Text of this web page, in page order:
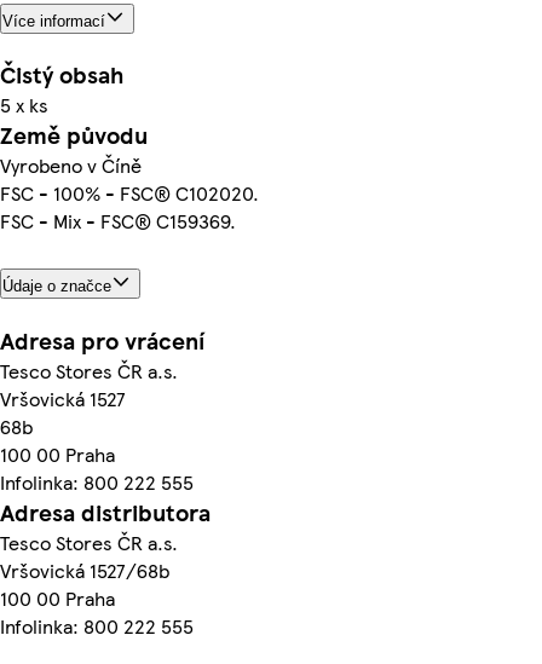
Více informací
Čistý obsah
5 x ks
Země původu
Vyrobeno v Číně
FSC - 100% - FSC® C102020.
FSC - Mix - FSC® C159369.
Údaje o značce
Adresa pro vrácení
Tesco Stores ČR a.s.
Vršovická 1527
68b
100 00 Praha
Infolinka: 800 222 555
Adresa distributora
Tesco Stores ČR a.s.
Vršovická 1527/68b
100 00 Praha
Infolinka: 800 222 555